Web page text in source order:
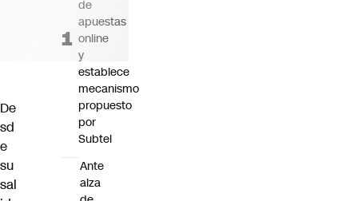
De
sd
e
su
sal
de
apuestas
online
y
establece
mecanismo
propuesto
por
Subtel
Ante
alza